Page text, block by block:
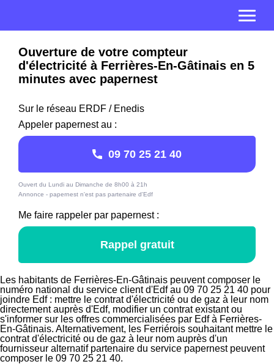
Ouverture de votre compteur
d'électricité à Ferrières-En-Gâtinais en 5
minutes avec papernest
Sur le réseau ERDF / Enedis
Appeler papernest au :
09 70 25 21 40
Ouvert du Lundi au Dimanche de 8h00 à 21h
Annonce - papernest n'est pas partenaire d'Edf
Me faire rappeler par papernest :
Rappel gratuit
Les habitants de Ferrières-En-Gâtinais peuvent composer le
numéro national du service client d'Edf au 09 70 25 21 40 pour
joindre Edf : mettre le contrat d'électricité ou de gaz à leur nom
directement auprès d'Edf, modifier un contrat existant ou
s'informer sur les offres commercialisées par Edf à Ferrières-
En-Gâtinais. Alternativement, les Ferriérois souhaitant mettre le
contrat d'électricité ou de gaz à leur nom auprès d'un
fournisseur alternatif partenaire du service papernest peuvent
composer le 09 70 25 21 40.